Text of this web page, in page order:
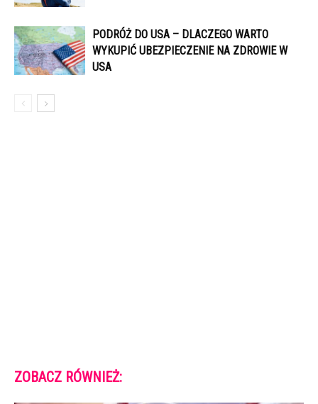
PODRÓŻ DO USA – DLACZEGO WARTO
WYKUPIĆ UBEZPIECZENIE NA ZDROWIE W
USA
ZOBACZ RÓWNIEŻ: